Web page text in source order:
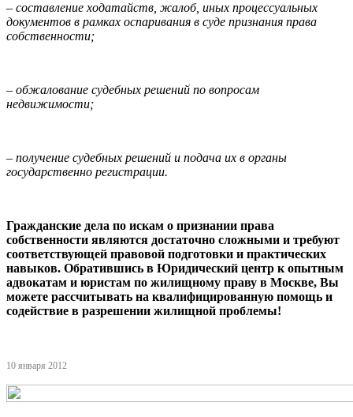
– составление ходатайств, жалоб, иных процессуальных
документов в рамках оспаривания в суде признания права
собственности;
– обжалование судебных решений по вопросам
недвижимости;
– получение судебных решений и подача их в органы
государственно регистрации.
Гражданские дела по искам о признании права
собственности являются достаточно сложными и требуют
соответствующей правовой подготовки и практических
навыков. Обратившись в Юридический центр к опытным
адвокатам и юристам по жилищному праву в Москве, Вы
можете рассчитывать на квалифицированную помощь и
содействие в разрешении жилищной проблемы!
10 января 2012